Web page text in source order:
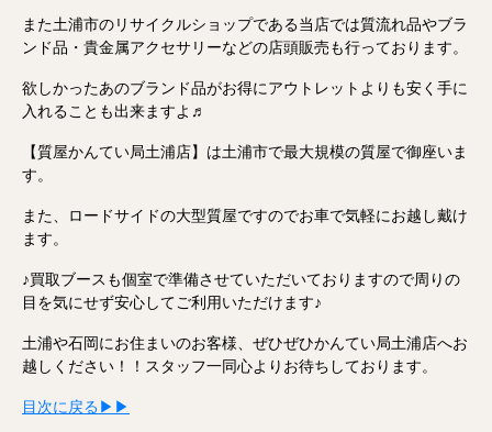
また土浦市のリサイクルショップである当店では質流れ品やブラ
ンド品・貴金属アクセサリーなどの店頭販売も行っております。
欲しかったあのブランド品がお得にアウトレットよりも安く手に
入れることも出来ますよ♬
【質屋かんてい局土浦店】は土浦市で最大規模の質屋で御座いま
す。
また、ロードサイドの大型質屋ですのでお車で気軽にお越し戴け
ます。
♪買取ブースも個室で準備させていただいておりますので周りの
目を気にせず安心してご利用いただけます♪
土浦や石岡にお住まいのお客様、ぜひぜひかんてい局土浦店へお
越しください！！スタッフ一同心よりお待ちしております。
目次に戻る▶▶